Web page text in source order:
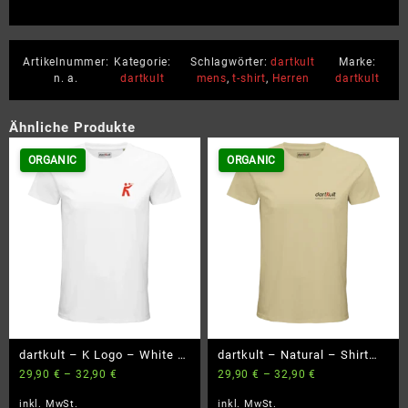
Artikelnummer:
n. a.
Kategorie:
dartkult
Schlagwörter:dartkult
mens,t-shirt, Herren
Marke:
dartkult
Ähnliche Produkte
ORGANIC
dartkult – K Logo – White –
Shirt Organic
29,90 € –32,90 €
inkl. MwSt.
ORGANIC
dartkult – Natural – Shirt
Organic
29,90€ –32,90€
inkl. MwSt.